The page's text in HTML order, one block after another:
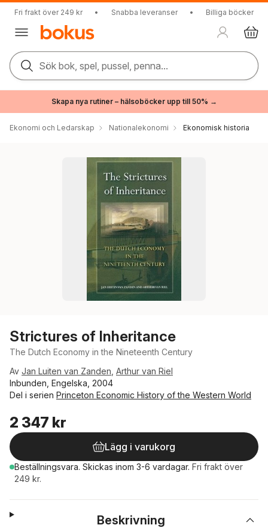
Fri frakt över 249 kr • Snabba leveranser • Billiga böcker
Sök bok, spel, pussel, penna...
Skapa nya rutiner – hälsoböcker upp till 50% →
Ekonomi och Ledarskap Nationalekonomi Ekonomisk historia
Strictures of Inheritance
The Dutch Economy in the Nineteenth Century
Av Jan Luiten van Zanden Arthur van Riel
Inbunden, Engelska, 2004
Del i serien Princeton Economic History of the Western World
2 347 kr
Lägg i varukorg
Beställningsvara. Skickas inom 3-6 vardagar. Fri frakt över
249 kr.
Beskrivning